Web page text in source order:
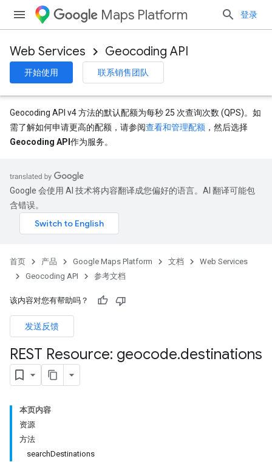
Maps Platform 登录
Web Services Geocoding API
开始使用 联系销售团队
Geocoding API v4 方法的默认配额为每秒 25 次查询次数 (QPS)。如
需了解如何申请更高的配额，请参阅查看和管理配额 ，然后选择
Geocoding API 作为服务。
Google 会使用 AI 技术将内容翻译成您偏好的语言。AI 翻译可能包
含错误。
首页 产品 Google Maps Platform 文档
Web Services
Geocoding API
参考文档
该内容对您有帮助吗？
发送反馈
REST Resource: geocode.destinations
本页内容
资源
方法
searchDestinations